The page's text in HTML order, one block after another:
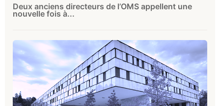
Deux anciens directeurs de l’OMS appellent une
nouvelle fois à...